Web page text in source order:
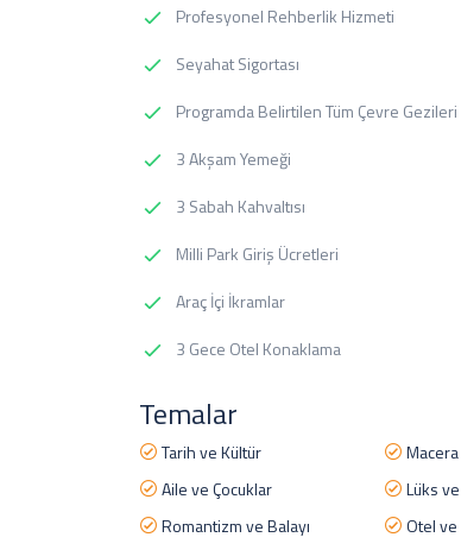
Profesyonel Rehberlik Hizmeti
Seyahat Sigortası
Programda Belirtilen Tüm Çevre Gezileri
3 Akşam Yemeği
3 Sabah Kahvaltısı
Milli Park Giriş Ücretleri
Araç İçi İkramlar
3 Gece Otel Konaklama
Temalar
Tarih ve Kültür Macera
Aile ve Çocuklar
Lüks
Romantizm ve Balayı
Otel